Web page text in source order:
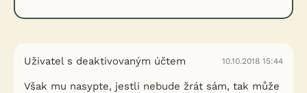
Uživatel s deaktivovaným účtem 10.10.2018 15:44
Však mu nasypte, jestli nebude žrát sám, tak může